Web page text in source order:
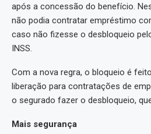
após a concessão do benefício.
não podia contratar empréstimo
caso não fizesse o desbloqueio
INSS.
Com a nova regra, o bloqueio é
liberação para contratações de
o segurado fazer o desbloqueio,
Mais segurança